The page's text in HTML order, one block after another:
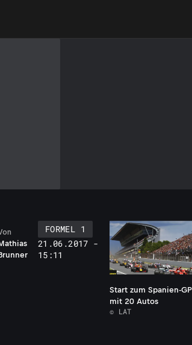
FORMEL 1
21.06.2017 -
15:11
Start zum Spanien-
mit 20 Autos
© LAT